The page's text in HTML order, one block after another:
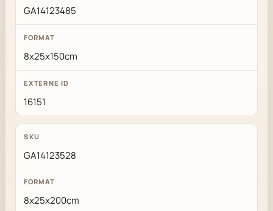
GA14123485
8x25x150cm
16151
GA14123528
8x25x200cm